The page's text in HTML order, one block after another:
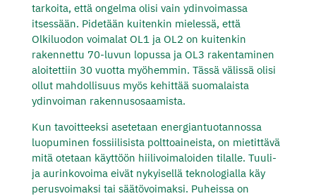
tarkoita, että ongelma olisi vain ydinvoimassa
itsessään. Pidetään kuitenkin mielessä, että
Olkiluodon voimalat OL1 ja OL2 on kuitenkin
rakennettu 70-luvun lopussa ja OL3 rakentaminen
aloitettiin 30 vuotta myöhemmin. Tässä välissä olisi
ollut mahdollisuus myös kehittää suomalaista
ydinvoiman rakennusosaamista.
Kun tavoitteeksi asetetaan energiantuotannossa
luopuminen fossiilisista polttoaineista, on mietittävä
mitä otetaan käyttöön hiilivoimaloiden tilalle. Tuuli-
ja aurinkovoima eivät nykyisellä teknologialla käy
perusvoimaksi tai säätövoimaksi. Puheissa on